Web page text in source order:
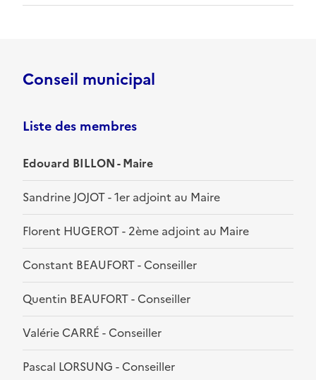
Conseil municipal
Liste des membres
Edouard BILLON - Maire
Sandrine JOJOT - 1er adjoint au Maire
Florent HUGEROT - 2ème adjoint au Maire
Constant BEAUFORT - Conseiller
Quentin BEAUFORT - Conseiller
Valérie CARRÉ - Conseiller
Pascal LORSUNG - Conseiller